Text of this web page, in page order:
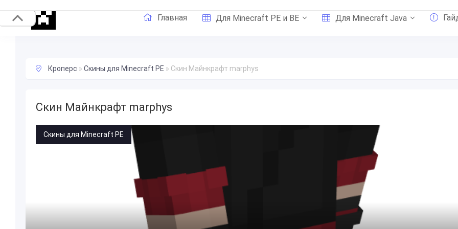
Главная Для Minecraft PE и BE Для Minecraft Java
Кроперс » Скины для Minecraft PE » Скин Майнкрафт marphys
Скин Майнкрафт marphys
Скины для Minecraft PE